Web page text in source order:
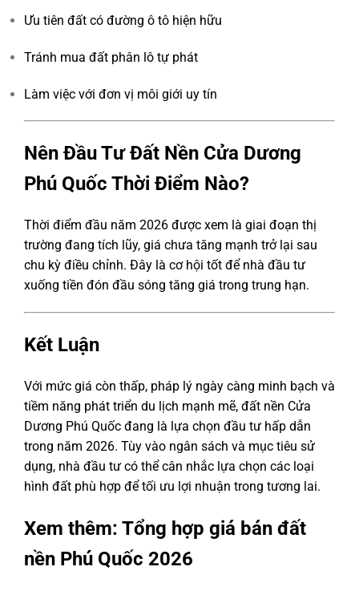
Ưu tiên đất có đường ô tô hiện hữu
Tránh mua đất phân lô tự phát
Làm việc với đơn vị môi giới uy tín
Nên Đầu Tư Đất Nền Cửa Dương
Phú Quốc Thời Điểm Nào?
Thời điểm đầu năm 2026 được xem là giai đoạn thị
trường đang tích lũy, giá chưa tăng mạnh trở lại sau
chu kỳ điều chỉnh. Đây là cơ hội tốt để nhà đầu tư
xuống tiền đón đầu sóng tăng giá trong trung hạn.
Kết Luận
Với mức giá còn thấp, pháp lý ngày càng minh bạch và
tiềm năng phát triển du lịch mạnh mẽ, đất nền Cửa
Dương Phú Quốc đang là lựa chọn đầu tư hấp dẫn
trong năm 2026. Tùy vào ngân sách và mục tiêu sử
dụng, nhà đầu tư có thể cân nhắc lựa chọn các loại
hình đất phù hợp để tối ưu lợi nhuận trong tương lai.
Xem thêm: Tổng hợp giá bán đất
nền Phú Quốc 2026